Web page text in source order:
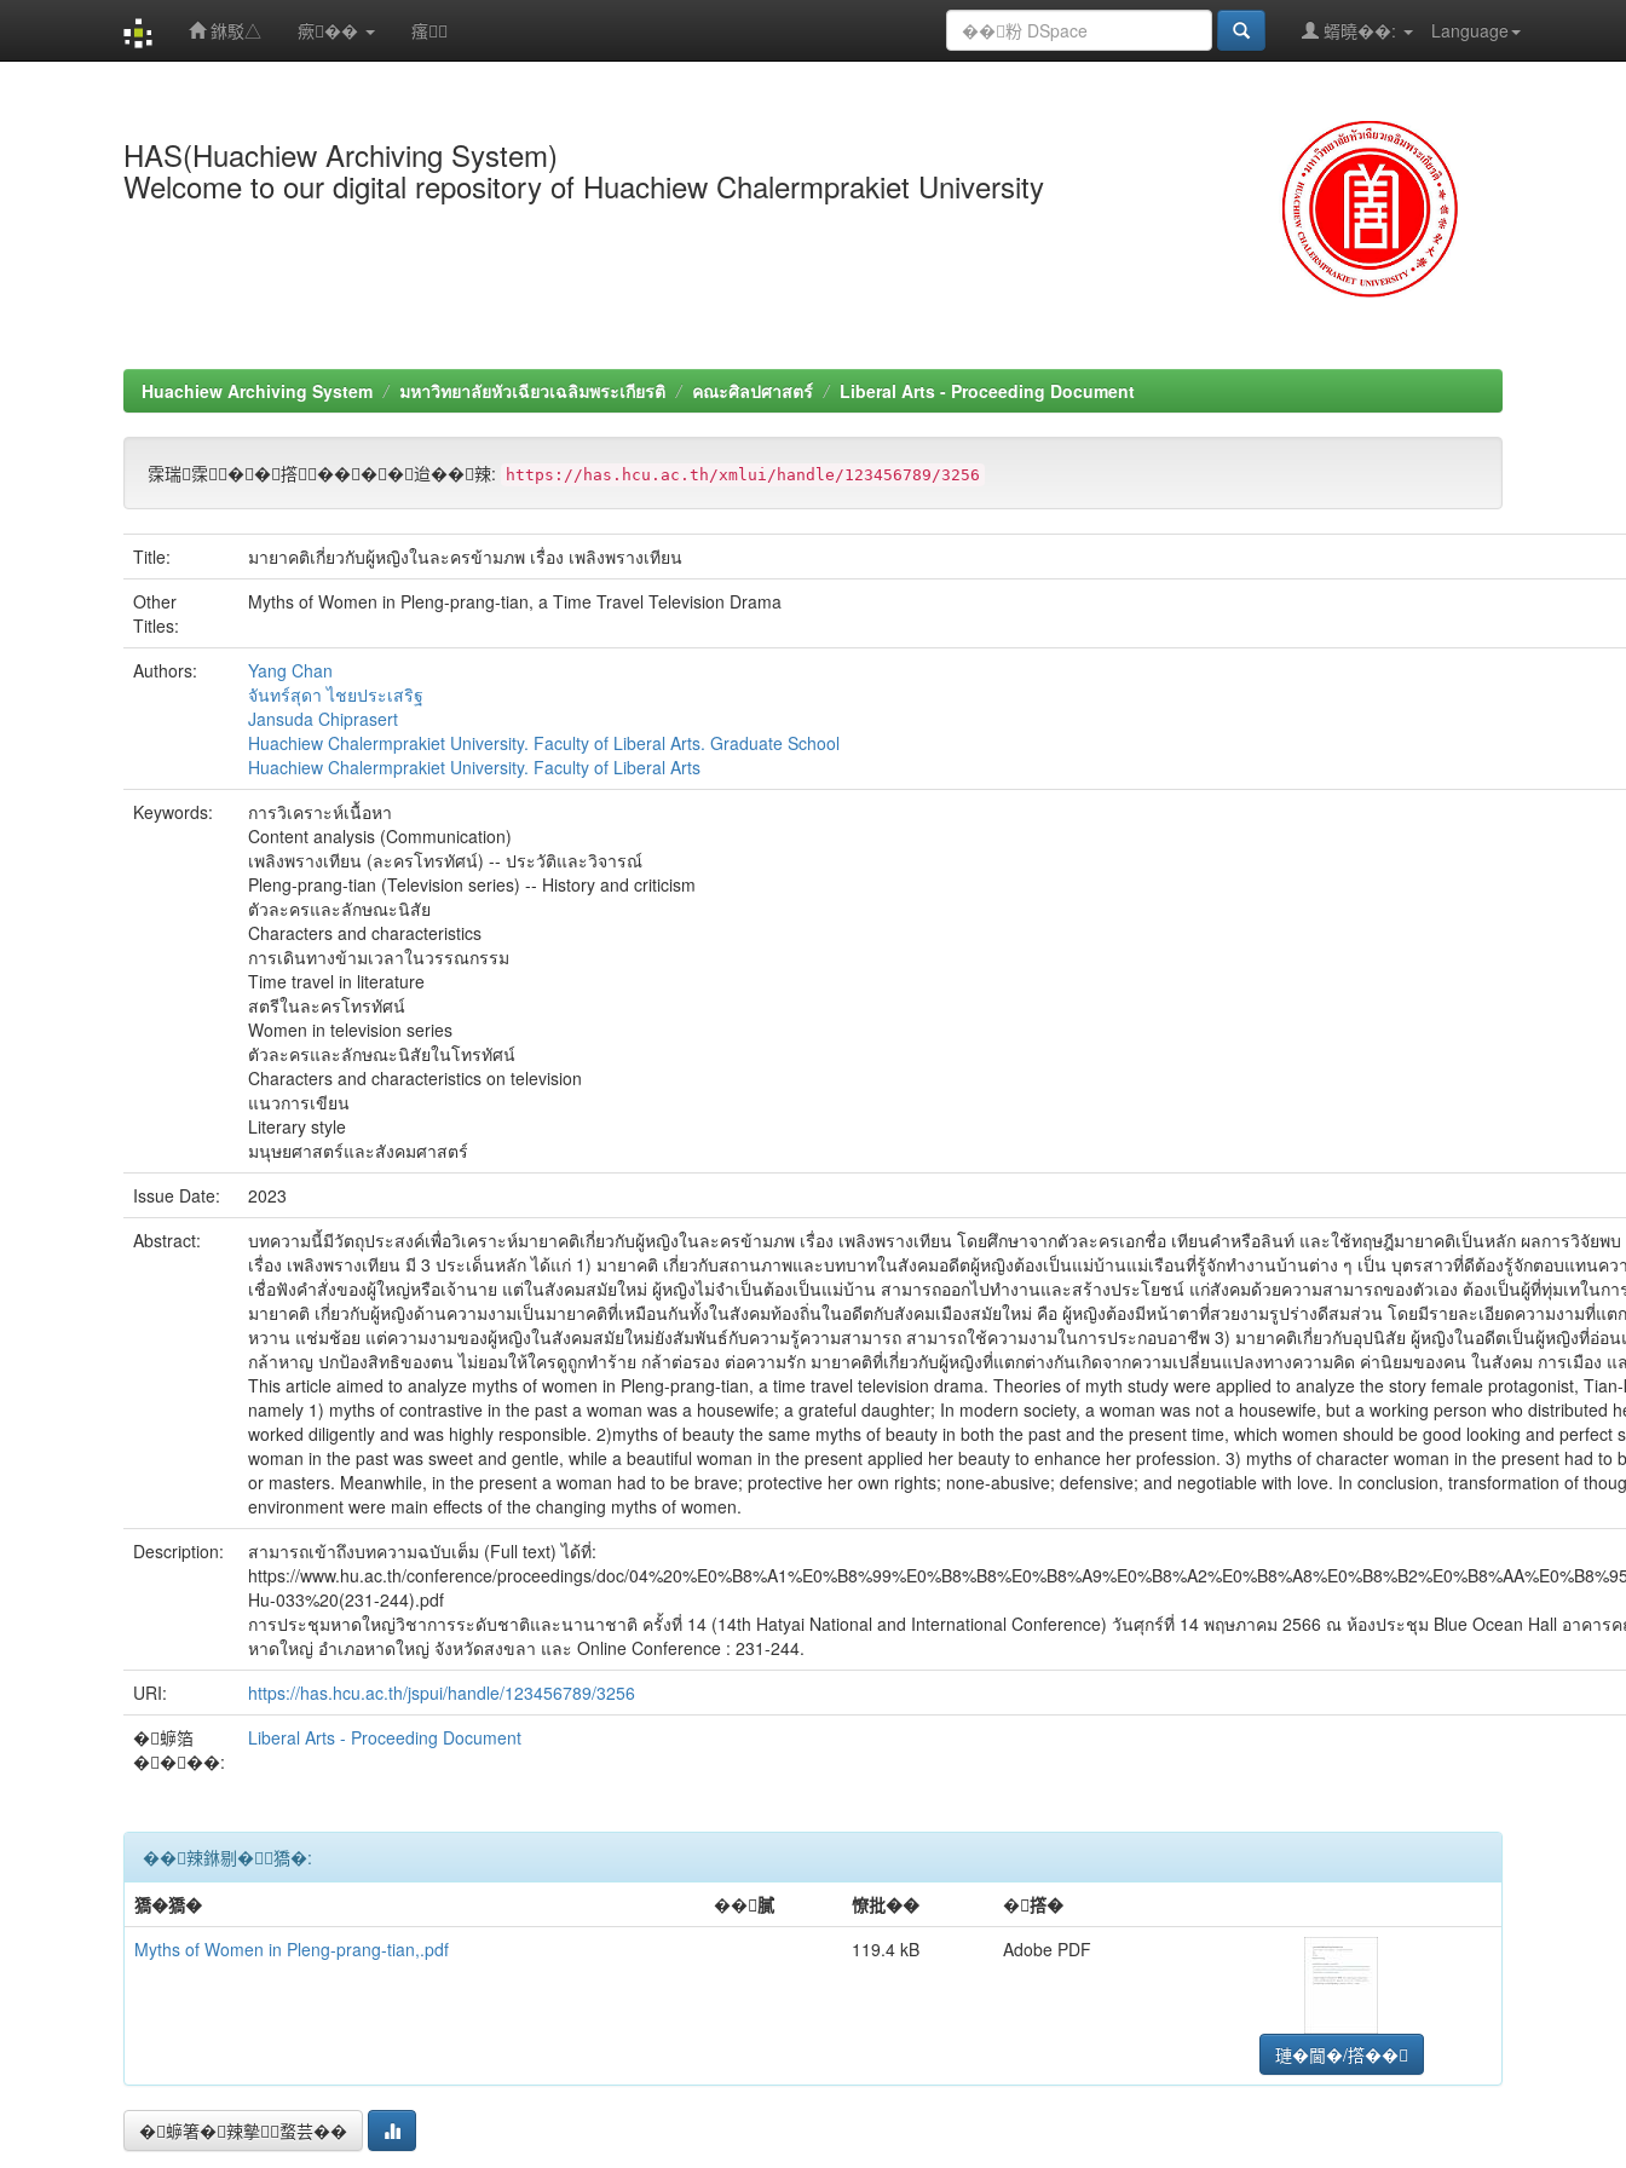
銝駁△ 瘚�� 瘙 Language
蝑曉��:
HAS(Huachiew Archiving System)
Welcome to our digital repository of Huachiew Chalermprakiet University
Huachiew Archiving System มหาวิทยาลัยหัวเฉียวเฉลิมพระเกียรติ คณะศิลปศาสตร์ Liberal Arts - Proceeding Document
霂瑞霂��撘����迨��辣: https://has.hcu.ac.th/xmlui/handle/123456789/3256
Title:
มายาคติเกี่ยวกับผู้หญิงในละครข้ามภพ เรื่อง เพลิงพรางเทียน
Other
Titles:
Myths of Women in Pleng-prang-tian, a Time Travel Television Drama
Authors:
Yang Chan
จันทร์สุดา ไชยประเสริฐ
Jansuda Chiprasert
Huachiew Chalermprakiet University. Faculty of Liberal Arts. Graduate School
Huachiew Chalermprakiet University. Faculty of Liberal Arts
Keywords:
การวิเคราะห์เนื้อหา
Content analysis (Communication)
เพลิงพรางเทียน (ละครโทรทัศน์) -- ประวัติและวิจารณ์
Pleng-prang-tian (Television series) -- History and criticism
ตัวละครและลักษณะนิสัย
Characters and characteristics
การเดินทางข้ามเวลาในวรรณกรรม
Time travel in literature
สตรีในละครโทรทัศน์
Women in television series
ตัวละครและลักษณะนิสัยในโทรทัศน์
Characters and characteristics on television
แนวการเขียน
Literary style
มนุษยศาสตร์และสังคมศาสตร์
Issue Date:
2023
Abstract:
บทความนี้มีวัตถุประสงค์เพื่อวิเคราะห์มายาคติเกี่ยวกับผู้หญิงในละครข้ามภพ เรื่อง เพลิงพรางเทียน โดยศึกษาจากตัวละครเอกชื่อ เทียนคำหรือลินท์ และใช้ทฤษฎีมายาคติเป็นหลัก ผลการวิจัย
เรื่อง เพลิงพรางเทียน มี 3 ประเด็นหลัก ได้แก่ 1) มายาคติ เกี่ยวกับสถานภาพและบทบาทในสังคมอดีตผู้หญิงต้องเป็นแม่บ้านแม่เรือนที่รู้จักทำงานบ้านต่าง ๆ เป็น บุตรสาวที่ดีต้องรู้จักตอบแทน
เชื่อฟังคำสั่งของผู้ใหญ่หรือเจ้านาย แต่ในสังคมสมัยใหม่ ผู้หญิงไม่จำเป็นต้องเป็นแม่บ้าน สามารถออกไปทำงานและสร้างประโยชน์ แก่สังคมด้วยความสามารถของตัวเอง ต้องเป็นผู้ที่ทุ่มเทในก
มายาคติ เกี่ยวกับผู้หญิงด้านความงามเป็นมายาคติที่เหมือนกันทั้งในสังคมท้องถิ่นในอดีตกับสังคมเมืองสมัยใหม่ คือ ผู้หญิงต้องมีหน้าตาที่สวยงามรูปร่างดีสมส่วน โดยมีรายละเอียดความงามที่แ
หวาน แช่มช้อย แต่ความงามของผู้หญิงในสังคมสมัยใหม่ยังสัมพันธ์กับความรู้ความสามารถ สามารถใช้ความงามในการประกอบอาชีพ 3) มายาคติเกี่ยวกับอุปนิสัย ผู้หญิงในอดีตเป็นผู้หญิงที่อ่
กล้าหาญ ปกป้องสิทธิของตน ไม่ยอมให้ใครดูถูกทำร้าย กล้าต่อรอง ต่อความรัก มายาคติที่เกี่ยวกับผู้หญิงที่แตกต่างกันเกิดจากความเปลี่ยนแปลงทางความคิด ค่านิยมของคน ในสังคม การเมือง
This article aimed to analyze myths of women in Pleng-prang-tian, a time travel television drama. Theories of myth study were applied to analyze the story female protagonist,
namely 1) myths of contrastive in the past a woman was a housewife; a grateful daughter; In modern society, a woman was not a housewife, but a working person who distributed
worked diligently and was highly responsible. 2)myths of beauty the same myths of beauty in both the past and the present time, which women should be good looking and perfect
woman in the past was sweet and gentle, while a beautiful woman in the present applied her beauty to enhance her profession. 3) myths of character woman in the present had to
or masters. Meanwhile, in the present a woman had to be brave; protective her own rights; none-abusive; defensive; and negotiable with love. In conclusion, transformation of
environment were main effects of the changing myths of women.
Description:
สามารถเข้าถึงบทความฉบับเต็ม (Full text) ได้ที่:
https://www.hu.ac.th/conference/proceedings/doc/
Hu-033%20(231-244).pdf
การประชุมหาดใหญ่วิชาการระดับชาติและนานาชาติ ครั้งที่ 14 (14th Hatyai National and International Conference) วันศุกร์ที่ 14 พฤษภาคม 2566 ณ ห้องประชุม Blue Ocean Hall อาคา
หาดใหญ่ อำเภอหาดใหญ่ จังหวัดสงขลา และ Online Conference : 231-244.
URI:
https://has.hcu.ac.th/jspui/handle/123456789/3256
�蝷箔
����:
Liberal Arts - Proceeding Document
��辣銝剔�﹝獢�:
獢�獢�
��膩 憭批��
�撘�
Myths of Women in Pleng-prang-tian,.pdf
119.4 kB Adobe PDF
璉�閫�/撘��
�蝷箸�辣摰蝥芸��